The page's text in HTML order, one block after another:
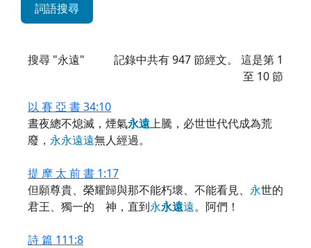
詞語搜尋
搜尋 "永遠" 記錄中共有947節經文。 這是第 1
至 10 節
以 賽 亞 書 34:10
晝夜總不熄滅，煙氣永遠上騰，必世世代代成為荒
廢， 永永遠遠無人經過。
提 摩 太 前 書 1:17
但願尊貴、榮耀歸與那不能朽壞、不能看見、 永世的
君王、獨一的 神，直到永永遠遠。阿們！
詩 篇 111:8